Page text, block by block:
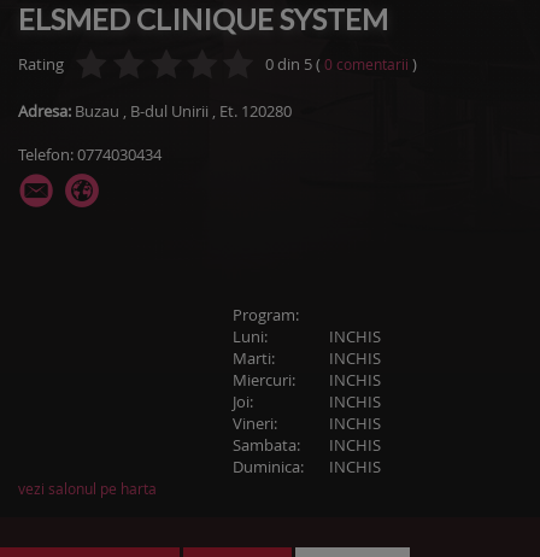
ELSMED CLINIQUE SYSTEM
Rating 0din 5( 0 comentarii )
Adresa: Buzau , B-dul Unirii , Et. 120280
Telefon: 0774030434
Program:
Luni:
INCHIS
Marti:
INCHIS
Miercuri:
INCHIS
Joi:
INCHIS
Vineri:
INCHIS
Sambata:
INCHIS
Duminica:
INCHIS
vezi salonul pe harta